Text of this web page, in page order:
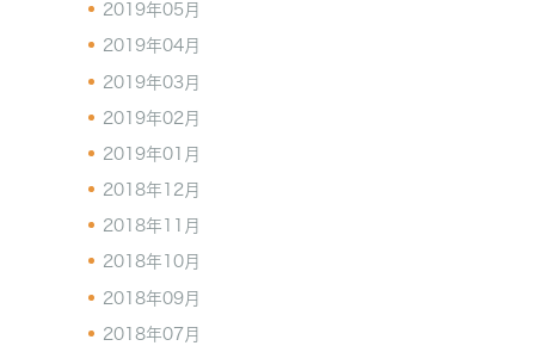
2019年05月
2019年04月
2019年03月
2019年02月
2019年01月
2018年12月
2018年11月
2018年10月
2018年09月
2018年07月